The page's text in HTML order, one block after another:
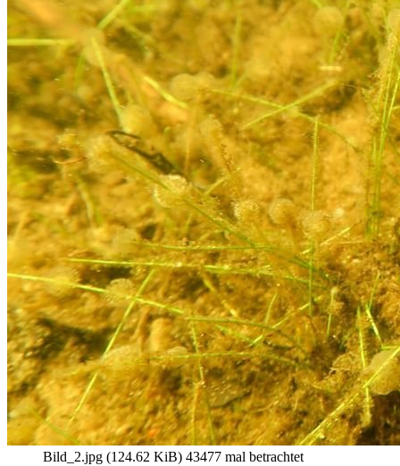
Bild_2.jpg (124.62 KiB) 43477 mal betrachtet